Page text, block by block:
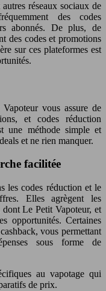
réseaux sociaux de
des codes
abonnés. De plus, de
des codes et promotions
sur ces plateformes est
vous assure de
et codes réduction
une méthode simple et
et ne rien manquer.
facilitée
les codes réduction et le
Elles agrègent les
Le Petit Vapoteur, et
opportunités. Certaines
vous permettant
sous forme de
au vapotage qui
de prix.